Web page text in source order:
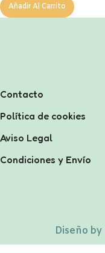
Añadir Al Carrito
Contacto
Política de cookies
Aviso Legal
Condiciones y Envío
Diseño by